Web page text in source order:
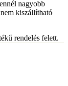
nagyobb
kiszállítható
rendelés felett.